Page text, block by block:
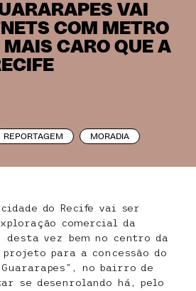
VAI
COM METRO
CARO QUE A
REPORTAGEM MORADIA
do Recife vai ser
comercial da
vez bem no centro da
para a concessão do
no bairro de
se desenrolando há, pelo